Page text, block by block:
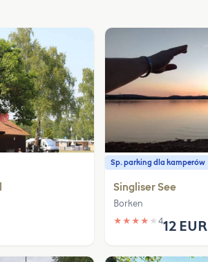
Sp. parking dla kamperów
Singliser See
Borken
★ ★ ★ ★ ★ 412 EUR